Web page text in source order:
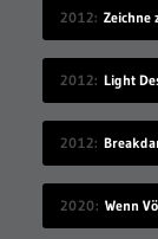
2012 Zeichne
2012 Light
2012
2020 Wenn